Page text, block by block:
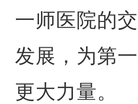
一师医院的
发展，为第
更大力量。